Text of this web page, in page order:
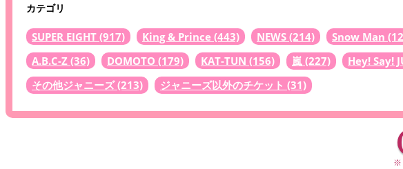
カテゴリ
SUPER EIGHT (917) King & Prince (443) NEWS (214) Snow Man
A.B.C-Z (36) DOMOTO (179) KAT-TUN (156) 嵐 (227) Hey! Say!
その他ジャニーズ(213) ジャニーズ以外のチケット (31)
※